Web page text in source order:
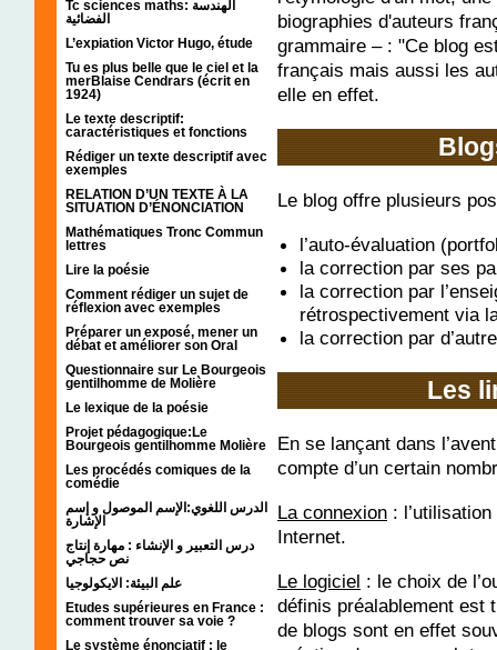
Tc sciences maths: الهندسة
الفضائية
L’expiation Victor Hugo, étude
Tu es plus belle que le ciel et la
merBlaise Cendrars (écrit en
1924)
Le texte descriptif:
caractéristiques et fonctions
Rédiger un texte descriptif avec
exemples
RELATION D’UN TEXTE À LA
SITUATION D’ÉNONCIATION
Mathématiques Tronc Commun
lettres
Lire la poésie
Comment rédiger un sujet de
réflexion avec exemples
Préparer un exposé, mener un
débat et améliorer son Oral
Questionnaire sur Le Bourgeois
gentilhomme de Molière
Le lexique de la poésie
Projet pédagogique:Le
Bourgeois gentilhomme Molière
Les procédés comiques de la
comédie
الدرس اللغوي:الإسم الموصول و إسم
الإشارة
درس التعبير و الإنشاء : مهارة إنتاج
نص حجاجي
علم البيئة: الايكولوجيا
Etudes supérieures en France :
comment trouver sa voie ?
Le système énonciatif : le
biographies d'auteurs
grammaire – : "Ce blog
français mais aussi les
elle en effet.
Le blog offre plusieurs
l’auto-évaluation
la correction par ses
la correction par
rétrospectivement via
la correction par
Les
En se lançant dans
compte d’un certain
La connexion :
Internet.
Le logiciel : le choix de
définis préalablement est
de blogs sont en effet